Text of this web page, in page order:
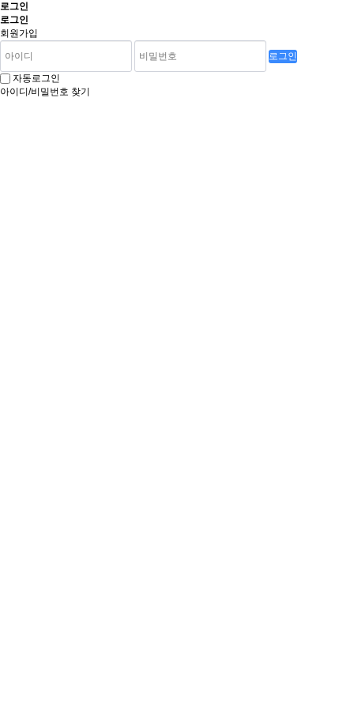
로그인
로그인
회원가입
로그인
자동로그인
아이디/비밀번호 찾기